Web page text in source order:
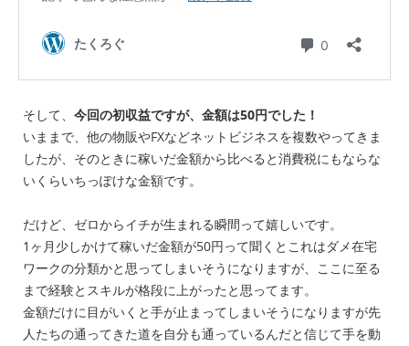
そして、 今回の初収益ですが、金額は50円でした！
いままで、他の物販やFXなどネットビジネスを複数やってきま
したが、そのときに稼いだ金額から比べると消費税にもならな
いくらいちっぽけな金額です。
だけど、ゼロからイチが生まれる瞬間って嬉しいです。
1ヶ月少しかけて稼いだ金額が50円って聞くとこれはダメ在宅
ワークの分類かと思ってしまいそうになりますが、ここに至る
まで経験とスキルが格段に上がったと思ってます。
金額だけに目がいくと手が止まってしまいそうになりますが先
人たちの通ってきた道を自分も通っているんだと信じて手を動